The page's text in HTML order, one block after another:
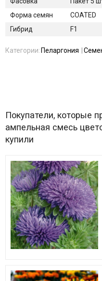
Форма семян
COATED
Гибрид
F1
Категории: Пеларгония
Покупатели, которые
ампельная смесь
купили